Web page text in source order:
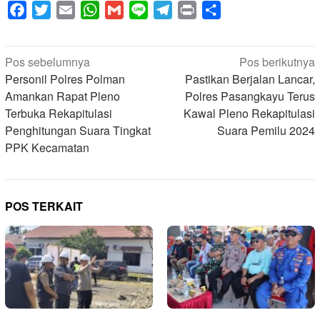
Facebook
Twitter Email WhatsApp
Gmail Line Telegram
Print
Navigasi
pos
Pos sebelumnya
Personil Polres Polman
Amankan Rapat Pleno
Terbuka Rekapitulasi
Penghitungan Suara Tingkat
PPK Kecamatan
Pos berikutnya
Pastikan Berjalan Lancar,
Polres Pasangkayu Terus
Kawal Pleno Rekapitulasi
Suara Pemilu 2024
POS TERKAIT